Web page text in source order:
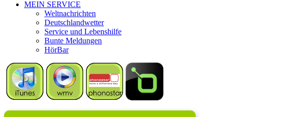
MEIN SERVICE
Weltnachrichten
Deutschlandwetter
Service und Lebenshilfe
Bunte Meldungen
HörBar